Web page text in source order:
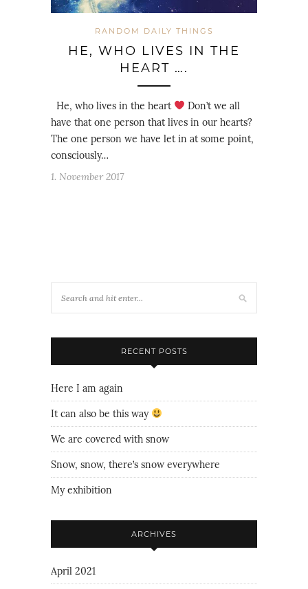
RANDOM DAILY THINGS
HE, WHO LIVES IN THE
HEART ….
He, who lives in the heart
Don’t we all
have that one person that lives in our hearts?
The one person we have let in at some point,
consciously…
1. November 2017
RECENT POSTS
Here I am again
It can also be this way
We are covered with snow
Snow, snow, there’s snow everywhere
My exhibition
ARCHIVES
April 2021